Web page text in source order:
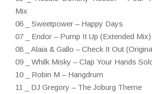
Mix
06 _ Sweetpower – Happy Days
07 _ Endor – Pump It Up (Extended Mix)
08 _ Alaia & Gallo – Check It Out
09 _ Whilk Misky – Clap Your Hands
10 _ Robin M – Hangdrum
11 _ DJ Gregory – The Joburg Theme